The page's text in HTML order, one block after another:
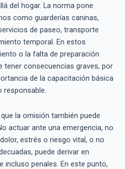
del hogar. La norma pone
como guarderías caninas,
de paseo, transporte
temporal. En estos
o la falta de preparación
tener consecuencias graves, por
de la capacitación básica
responsable.
la omisión también puede
actuar ante una emergencia, no
estrés o riesgo vital, o no
puede derivar en
incluso penales. En este punto,